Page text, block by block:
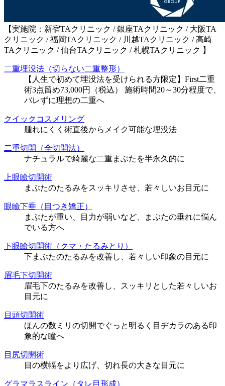
【実施院：新宿TAクリニック / 銀座TAクリニック / 大阪TA
クリニック / 福岡TAクリニック / 川越TAクリニック / 高崎
TAクリニック / 仙台TAクリニック / 札幌TAクリニック 】
二重埋没法（切らない二重整形）
【人生で初めて埋没法を受けられる方限定】First二重
術3点留め73,000円（税込） 施術時間20～30分程度で、
バレずに理想の二重へ
クイックコスメリング
腫れにくく術直後からメイク可能な埋没法
二重切開（全切開法）
ナチュラルで綺麗な二重まぶたを半永久的に
上眼瞼切開術
まぶたのたるみをスッキリさせ、若々しいお目元に
眼瞼下垂（目つき矯正）
まぶたが重い、目力が弱いなど、まぶたの垂れに悩ん
でいる方へ
下眼瞼切開術（クマ・たるみとり）
下まぶたのたるみを改善し、若々しい印象の目元に
眉毛下切開術
眉毛下のたるみを改善し、スッキリとした若々しいお
目元に
目頭切開術
ほんの数ミリの切開でぐっと明るく目ヂカラのある印
象的な瞳へ
目尻切開術
目の横幅をより広げ、切れ長の大きな目元に
グラマラスライン（タレ目形成）